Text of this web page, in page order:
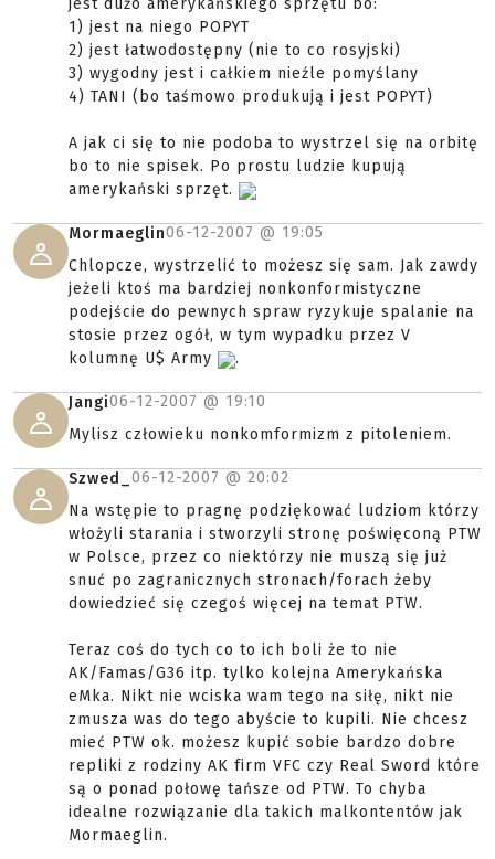
jest dużo amerykańskiego sprzętu bo:
1) jest na niego POPYT
2) jest łatwodostępny (nie to co rosyjski)
3) wygodny jest i całkiem nieźle pomyślany
4) TANI (bo taśmowo produkują i jest POPYT)
A jak ci się to nie podoba to wystrzel się na orbitę
bo to nie spisek. Po prostu ludzie kupują
amerykański sprzęt.
Mormaeglin06-12-2007 @ 19:05
Chlopcze, wystrzelić to możesz się sam. Jak zawdy
jeżeli ktoś ma bardziej nonkonformistyczne
podejście do pewnych spraw ryzykuje spalanie na
stosie przez ogół, w tym wypadku przez V
kolumnę U$ Army
.
Jangi06-12-2007 @ 19:10
Mylisz człowieku nonkomformizm z pitoleniem.
Szwed_ 06-12-2007 @ 20:02
Na wstępie to pragnę podziękować ludziom którzy
włożyli starania i stworzyli stronę poświęconą PTW
w Polsce, przez co niektórzy nie muszą się już
snuć po zagranicznych stronach/forach żeby
dowiedzieć się czegoś więcej na temat PTW.
Teraz coś do tych co to ich boli że to nie
AK/Famas/G36 itp. tylko kolejna Amerykańska
eMka. Nikt nie wciska wam tego na siłę, nikt nie
zmusza was do tego abyście to kupili. Nie chcesz
mieć PTW ok. możesz kupić sobie bardzo dobre
repliki z rodziny AK firm VFC czy Real Sword które
są o ponad połowę tańsze od PTW. To chyba
idealne rozwiązanie dla takich malkontentów jak
Mormaeglin.